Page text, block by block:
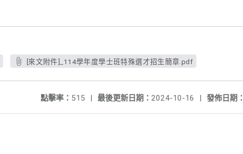
[來文附件]_114學年度學士班特殊選才招生簡章.pdf
發佈日期：
最後更新日期： 2024-10-16 |
點擊率： 515 |